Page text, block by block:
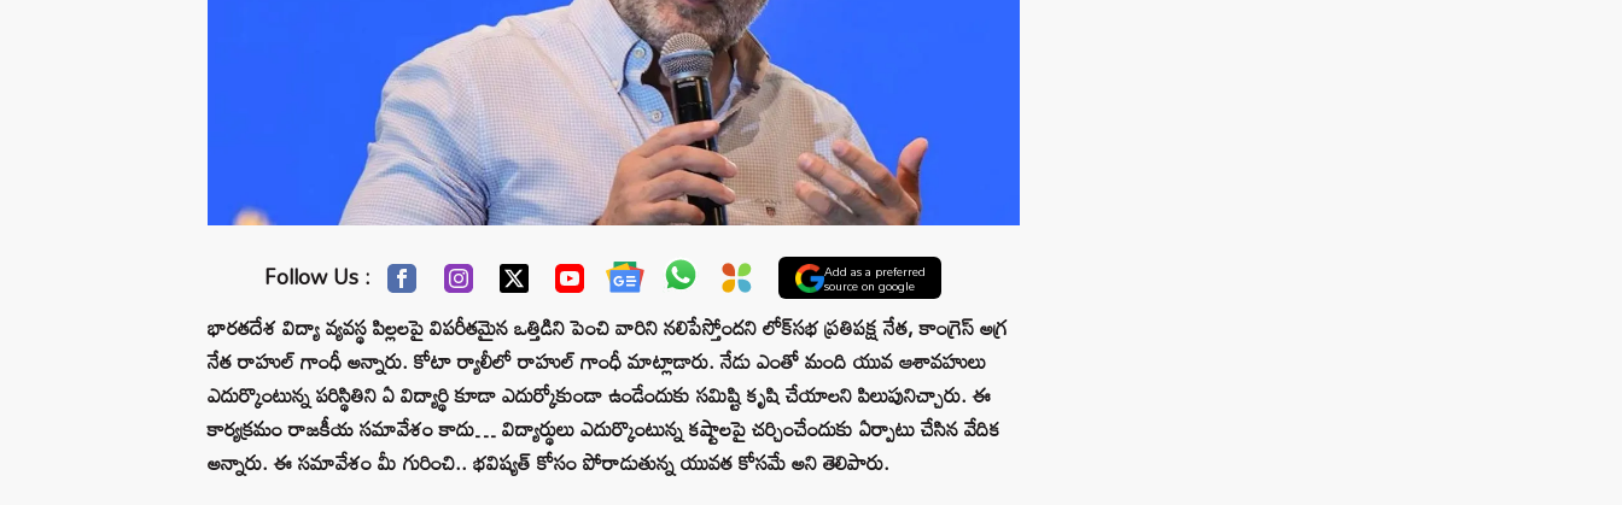
Follow Us : Add as a preferred
source on google
భారతదేశ విద్యా వ్యవస్థ పిల్లలపై విపరీతమైన ఒత్తిడిని పెంచి వారిని నలిపేస్తోందని లోక్‌సభ ప్రతిపక్ష నేత, కాంగ్రెస్ అగ్ర
నేత రాహుల్ గాంధీ అన్నారు. కోటా ర్యాలీలో రాహుల్ గాంధీ మాట్లాడారు. నేడు ఎంతో మంది యువ ఆశావహులు
ఎదుర్కొంటున్న పరిస్థితిని ఏ విద్యార్థి కూడా ఎదుర్కోకుండా ఉండేందుకు సమిష్టి కృషి చేయాలని పిలుపునిచ్చారు. ఈ
కార్యక్రమం రాజకీయ సమావేశం కాదు… విద్యార్థులు ఎదుర్కొంటున్న కష్టాలపై చర్చించేందుకు ఏర్పాటు చేసిన వేదిక
అన్నారు. ఈ సమావేశం మీ గురించి.. భవిష్యత్ కోసం పోరాడుతున్న యువత కోసమే అని తెలిపారు.